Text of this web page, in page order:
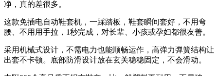
净，真的差很多。
这款免插电自动鞋套机，一踩踏板，鞋套瞬间套好，不用弯
腰、不用用手拉，1秒完成，对长辈、小孩或孕妇都很友善。
采用机械式设计，不需电力也能顺畅运作，高弹力弹簧结构让
出套不卡顿。底部防滑设计放在玄关稳稳固定，不会滑动。